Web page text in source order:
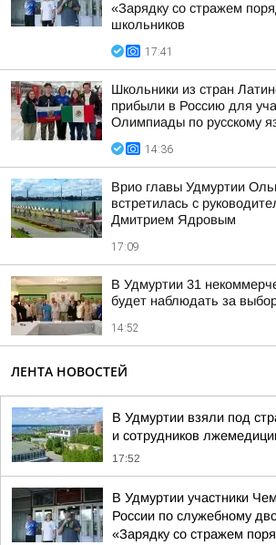
«Зарядку со стражем
школьников
17:41
Школьники из стран
прибыли в Россию для
Олимпиады по русскому
14:36
Врио главы Удмуртии
встретилась с
Дмитрием Ядровым
17:09
В Удмуртии 31
будет наблюдать за
14:52
ЛЕНТА НОВОСТЕЙ
В Удмуртии взяли под
и сотрудников
17:52
В Удмуртии участники
России по служебному
«Зарядку со стражем